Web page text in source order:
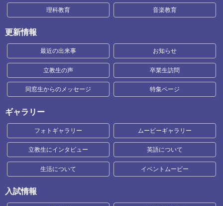
理科教育 音楽教育
更新情報
最近の出来事 お知らせ
立教生の声 卒業生訪問
同窓生からのメッセージ 特集ページ
ギャラリー
フォトギャラリー ムービーギャラリー
立教生にインタビュー 英語について
生活について イベントムービー
入試情報